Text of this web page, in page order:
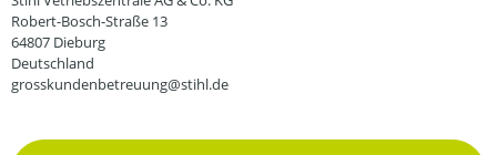
Robert-Bosch-Straße 13
64807 Dieburg
Deutschland
grosskundenbetreuung@stihl.de